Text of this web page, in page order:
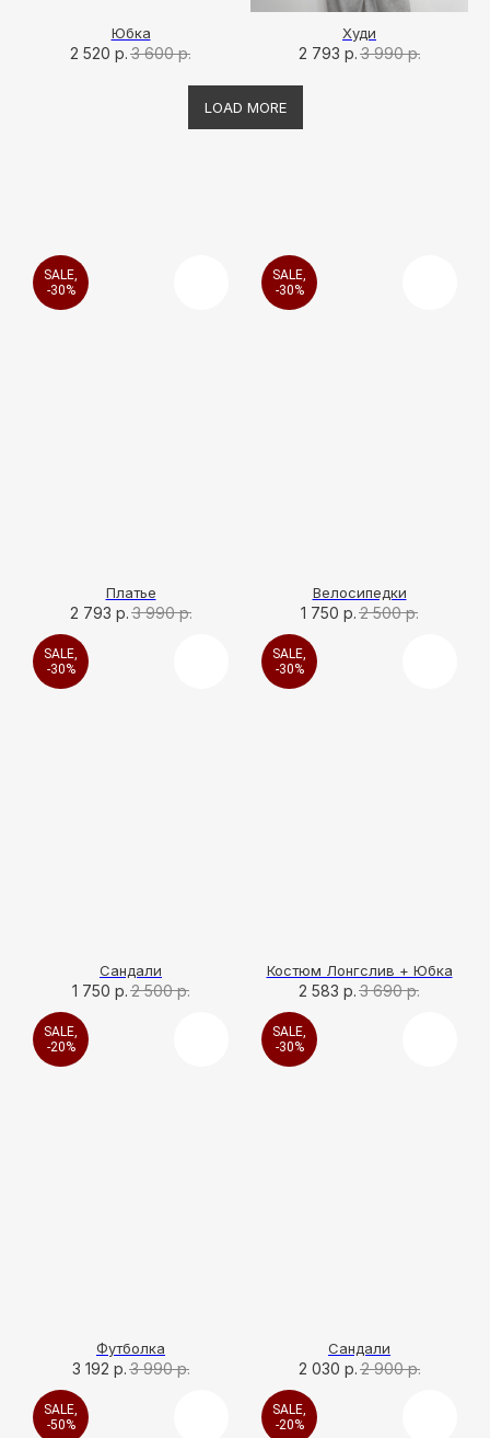
Юбка
2 520 р. 3 600 р.
Худи
2 793 р. 3 990 р.
LOAD MORE
SALE,
-30%
Платье
2 793 р. 3 990 р.
SALE,
-30%
Велосипедки
1 750 р. 2 500 р.
SALE,
-30%
Сандали
1 750 р. 2 500 р.
SALE,
-30%
Костюм Лонгслив + Юбка
2 583 р. 3 690 р.
SALE,
-20%
Футболка
3 192 р. 3 990 р.
SALE,
-30%
Сандали
2 030 р. 2 900 р.
SALE,
-50%
SALE,
-20%